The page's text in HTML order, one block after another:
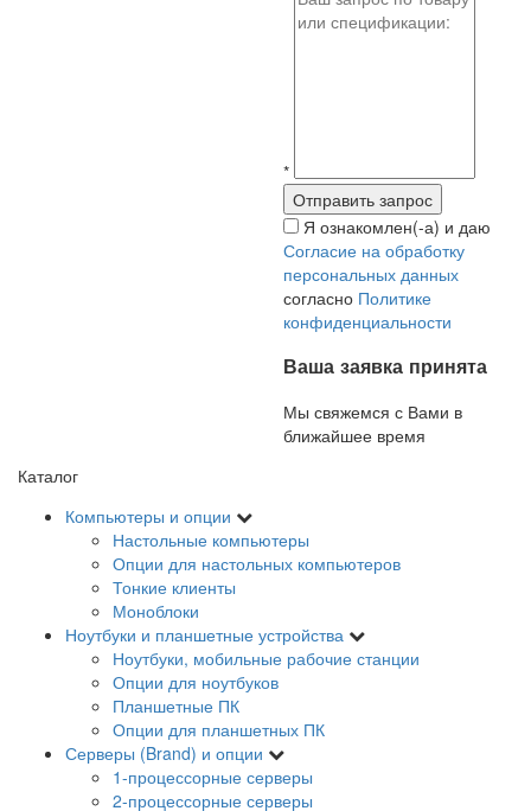
*
Я ознакомлен(-а) и даю
Согласие на обработку
персональных данных
согласно Политике
конфиденциальности
Ваша заявка принята
Мы свяжемся с Вами в
ближайшее время
Каталог
Компьютеры и опции
Настольные компьютеры
Опции для настольных компьютеров
Тонкие клиенты
Моноблоки
Ноутбуки и планшетные устройства
Ноутбуки, мобильные рабочие станции
Опции для ноутбуков
Планшетные ПК
Опции для планшетных ПК
Серверы (Brand) и опции
1-процессорные серверы
2-процессорные серверы